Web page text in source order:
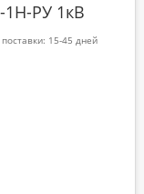
РУ 1кВ
15-45 дней